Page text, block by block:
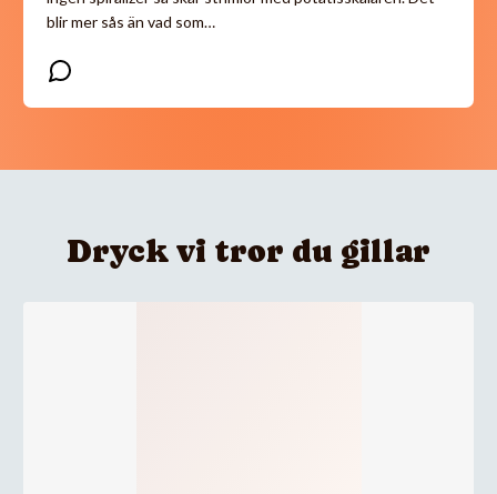
blir mer sås än vad som…
Dryck vi tror du gillar